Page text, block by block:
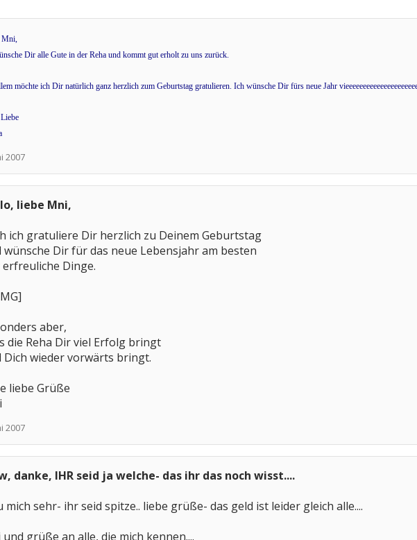
Mni,
Dir alle Gute in der Reha und kommt gut erholt zu uns zurück.
möchte ich Dir natürlich ganz herzlich zum Geburtstag gratulieren. Ich wünsche Dir fürs neue Jahr
2007
liebe Mni,
ich gratuliere Dir herzlich zu Deinem Geburtstag
wünsche Dir für das neue Lebensjahr am besten
Dinge.
aber,
die Reha Dir viel Erfolg bringt
Dich wieder vorwärts bringt.
liebe Grüße
2007
danke, IHR seid ja welche- das ihr das noch wisst....
mich sehr- ihr seid spitze.. liebe grüße- das geld ist leider gleich alle....
und grüße an alle, die mich kennen....